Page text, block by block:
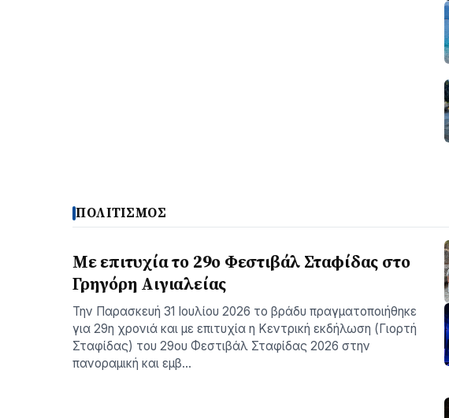
ΠΟΛΙΤΙΣΜΟΣ
Με επιτυχία το 29ο Φεστιβάλ Σταφίδας στο
Γρηγόρη Aιγιαλείας
Την Παρασκευή 31 Ιουλίου 2026 το βράδυ πραγματοποιήθηκε
για 29η χρονιά και με επιτυχία η Κεντρική εκδήλωση (Γιορτή
Σταφίδας) του 29ου Φεστιβάλ Σταφίδας 2026 στην
πανοραμική και εμβ…